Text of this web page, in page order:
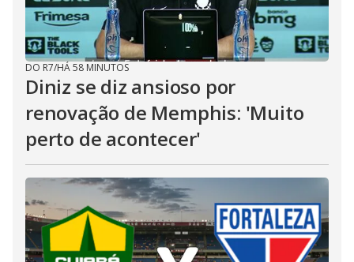
DO R7/HÁ 58 MINUTOS
Diniz se diz ansioso por
renovação de Memphis: 'Muito
perto de acontecer'